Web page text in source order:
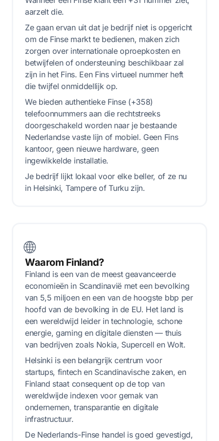
aarzelt die.
Ze gaan ervan uit dat je bedrijf niet is opgericht
om de Finse markt te bedienen, maken zich
zorgen over internationale oproepkosten en
betwijfelen of ondersteuning beschikbaar zal
zijn in het Fins. Een Fins virtueel nummer heft
die twijfel onmiddellijk op.
We bieden authentieke Finse (+358)
telefoonnummers aan die rechtstreeks
doorgeschakeld worden naar je bestaande
Nederlandse vaste lijn of mobiel. Geen Fins
kantoor, geen nieuwe hardware, geen
ingewikkelde installatie.
Je bedrijf lijkt lokaal voor elke beller, of ze nu
in Helsinki, Tampere of Turku zijn.
🌐
Waarom Finland?
Finland is een van de meest geavanceerde
economieën in Scandinavië met een bevolking
van 5,5 miljoen en een van de hoogste bbp per
hoofd van de bevolking in de EU. Het land is
een wereldwijd leider in technologie, schone
energie, gaming en digitale diensten — thuis
van bedrijven zoals Nokia, Supercell en Wolt.
Helsinki is een belangrijk centrum voor
startups, fintech en Scandinavische zaken, en
Finland staat consequent op de top van
wereldwijde indexen voor gemak van
ondernemen, transparantie en digitale
infrastructuur.
De Nederlands-Finse handel is goed gevestigd,